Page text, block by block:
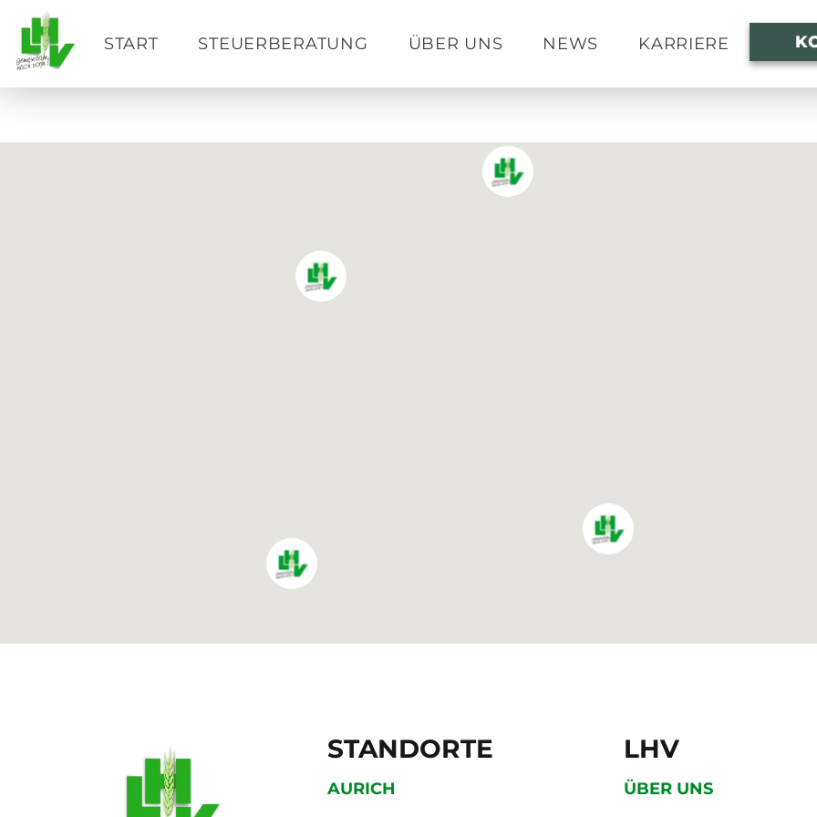
START STEUERBERATUNG ÜBER UNS NEWS KARRIERE
STANDORTE
AURICH
LHV
ÜBER UNS